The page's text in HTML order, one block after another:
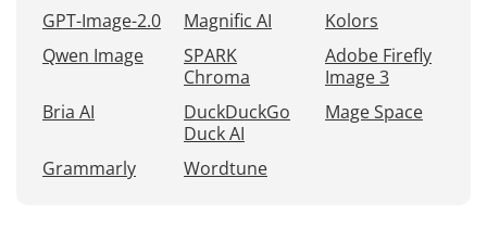
GPT-Image-2.0
Magnific AI
Kolors
Qwen Image
SPARK
Chroma
Adobe Firefly
Image 3
Bria AI
DuckDuckGo
Duck AI
Mage Space
Grammarly Wordtune